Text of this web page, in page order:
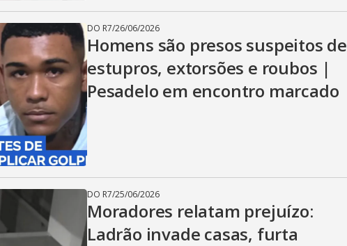
DO R7/26/06/2026
Homens são presos suspeitos de
estupros, extorsões e roubos |
Pesadelo em encontro marcado
DO R7/25/06/2026
Moradores relatam prejuízo:
Ladrão invade casas, furta